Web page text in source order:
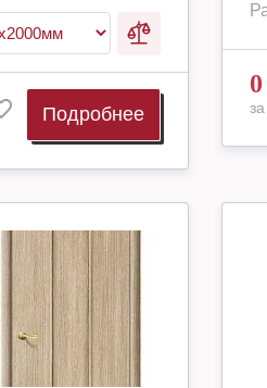
Подробнее
0